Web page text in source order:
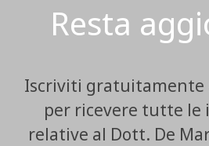
Resta
Iscriviti gratuitamente
per ricevere tutte le
relative al Dott. De